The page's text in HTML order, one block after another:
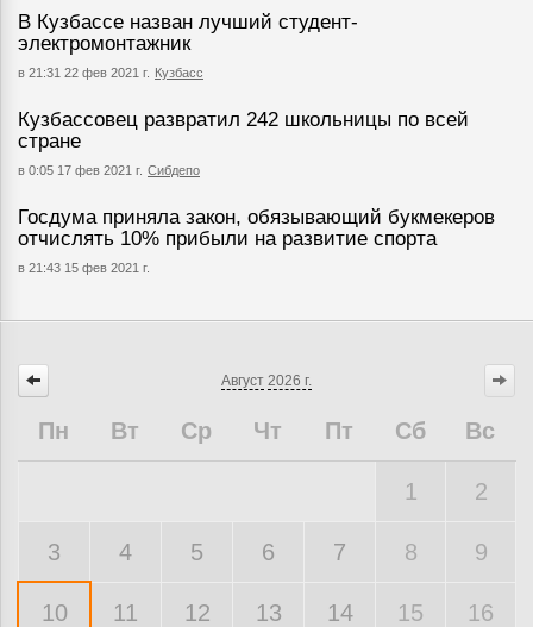
В Кузбассе назван лучший студент-
электромонтажник
в 21:31 22 фев 2021 г. Кузбасс
Кузбассовец развратил 242 школьницы по всей
стране
в 0:05 17 фев 2021 г. Сибдепо
Госдума приняла закон, обязывающий букмекеров
отчислять 10% прибыли на развитие спорта
в 21:43 15 фев 2021 г.
Август 2026 г.
Пн Вт Ср Чт Пт Сб Вс
1 2
3 4 5 6 7 8 9
10 11 12 13 14 15 16